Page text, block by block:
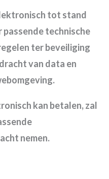
tot stand
technische
ter beveiliging
van data en
kan betalen, zal
nemen.